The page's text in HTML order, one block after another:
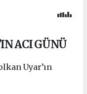
ACI GÜNÜ
Uyar’ın